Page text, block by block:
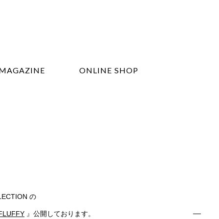
ONLINE SHOP
の
』公開しております。